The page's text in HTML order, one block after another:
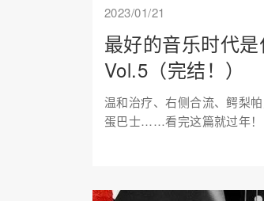
2023/01/21
最好的音乐时代
Vol.5（完结！）
温和治疗、右侧合流、鳄梨
蛋巴士……看完这篇就过年